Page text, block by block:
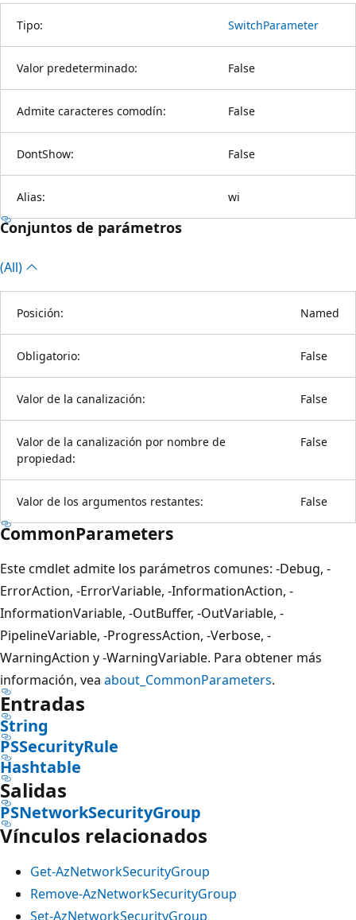
Tipo: SwitchParameter
Valor predeterminado: False
Admite caracteres comodín: False
DontShow: False
Alias: wi
Conjuntos de parámetros
(All)
Posición: Named
Obligatorio: False
Valor de la canalización: False
Valor de la canalización por nombre de
propiedad:
False
Valor de los argumentos restantes: False
CommonParameters
Este cmdlet admite los parámetros comunes: -Debug, -
ErrorAction, -ErrorVariable, -InformationAction, -
InformationVariable, -OutBuffer, -OutVariable, -
PipelineVariable, -ProgressAction, -Verbose, -
WarningAction y -WarningVariable. Para obtener más
información, vea about_CommonParameters.
Entradas
String
PSSecurityRule
Hashtable
Salidas
PSNetworkSecurityGroup
Vínculos relacionados
Get-AzNetworkSecurityGroup
Remove-AzNetworkSecurityGroup
Set-AzNetworkSecurityGroup